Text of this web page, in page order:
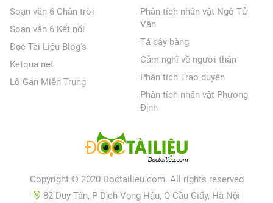
Soạn văn 6 Chân trời
Soạn văn 6 Kết nối
Đọc Tài Liệu Blog's
Ketqua net
Lô Gan Miền Trung
Phân tích nhân vật Ngô Tử
Văn
Tả cây bàng
Cảm nghĩ về người thân
Phân tích Trao duyên
Phân tích nhân vật Phương
Định
Copyright © 2020 Doctailieu.com. All rights reserved
82 Duy Tân, P Dịch Vọng Hậu, Q Cầu Giấy, Hà Nội